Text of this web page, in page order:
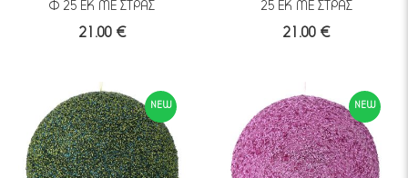
Φ 25 ΕΚ ΜΕ ΣΤΡΑΣ
21.00 €
25 ΕΚ ΜΕ ΣΤΡΑΣ
21.00 €
NEW NEW